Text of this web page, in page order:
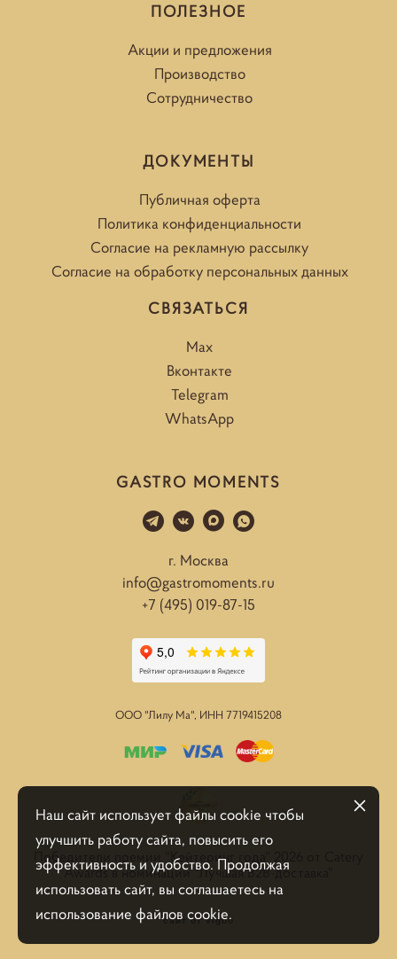
ПОЛЕЗНОЕ
Акции и предложения
Производство
Сотрудничество
ДОКУМЕНТЫ
Публичная оферта
Политика конфиденциальности
Согласие на рекламную рассылку
Согласие на обработку персональных данных
СВЯЗАТЬСЯ
Max
Вконтакте
Telegram
WhatsApp
GASTRO MOMENTS
г. Москва
info@gastromoments.ru
+7 (495) 019-87-15
ООО "Лилу Ма", ИНН 7719415208
Победители премии "Кейтеринг года" 2026 от Catery
Awards в номинации "Лучшая B2B-доставка"
сайт от vigbo
Наш сайт использует файлы cookie чтобы
улучшить работу сайта, повысить его
эффективность и удобство. Продолжая
использовать сайт, вы соглашаетесь на
использование файлов cookie.